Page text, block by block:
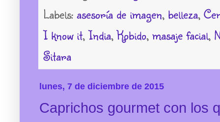
Labels: asesoría de imagen, belleza,
I know it,India,Kobido, masaje facial,
Sitara
lunes, 7 de diciembre de 2015
Caprichos gourmet con los